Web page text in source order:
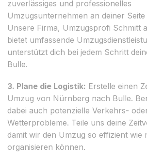
zuverlässiges und professionelles
Umzugsunternehmen an deiner
Unsere Firma, Umzugsprofi Schmitt
bietet umfassende
unterstützt dich bei jedem Schritt
Bulle.
3. Plane die Logistik: Erstelle einen
Umzug von Nürnberg nach Bulle.
dabei auch potenzielle Verkehrs-
Wetterprobleme. Teile uns deine
damit wir den Umzug so effizient wie
organisieren können.